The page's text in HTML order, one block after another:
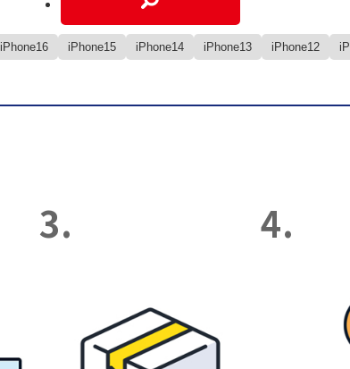
iPhone16 iPhone15 iPhone14 iPhone13 iPhone12
3. 4.